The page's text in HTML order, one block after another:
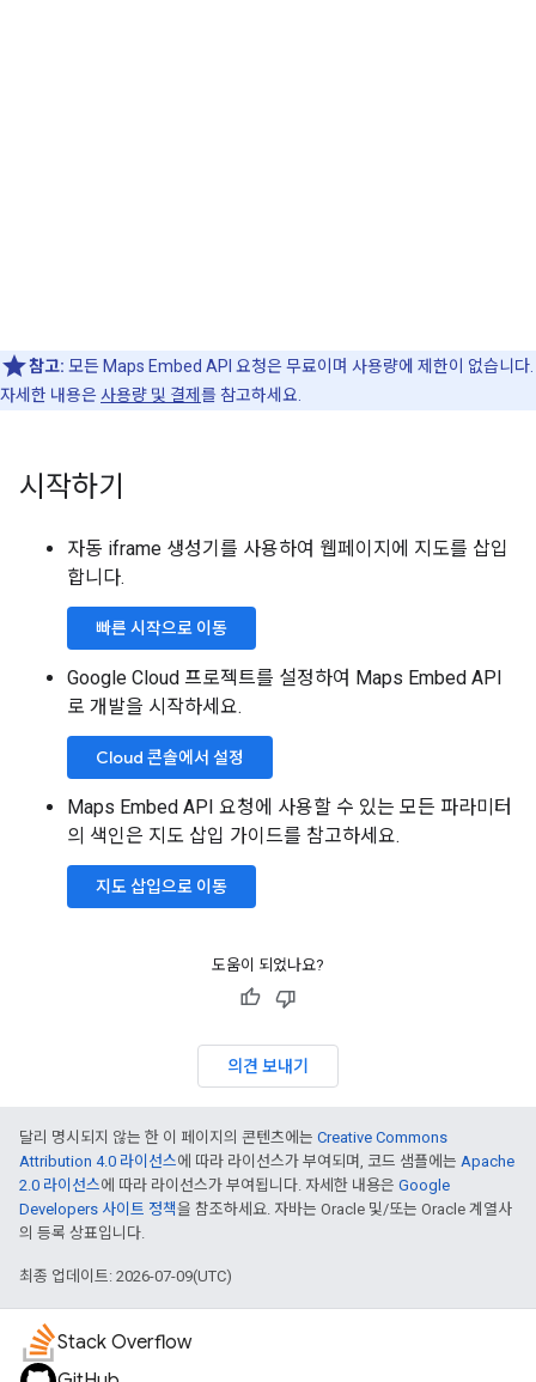
참고: 모든 Maps Embed API 요청은 무료이며 사용량에 제한이 없습니다.
자세한 내용은 사용량 및 결제 를 참고하세요.
시작하기
자동 iframe 생성기를 사용하여 웹페이지에 지도를 삽입
합니다.
빠른 시작으로 이동
Google Cloud 프로젝트를 설정하여 Maps Embed API
로 개발을 시작하세요.
Cloud 콘솔에서 설정
Maps Embed API 요청에 사용할 수 있는 모든 파라미터
의 색인은 지도 삽입 가이드를 참고하세요.
지도 삽입으로 이동
도움이 되었나요?
의견 보내기
달리 명시되지 않는 한 이 페이지의 콘텐츠에는 Creative Commons
Attribution 4.0 라이선스에 따라 라이선스가 부여되며, 코드 샘플에는 Apache
2.0 라이선스에 따라 라이선스가 부여됩니다. 자세한 내용은 Google
Developers 사이트 정책을 참조하세요. 자바는 Oracle 및/또는 Oracle 계열사
의 등록 상표입니다.
최종 업데이트: 2026-07-09(UTC)
Stack Overflow